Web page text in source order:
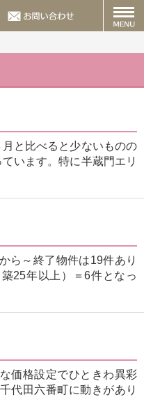
と比べると少ないものの
います。特に半蔵門エリ
ら～終了物件は19件あり
25年以上）＝6件となっ
価格設定でひときわ異彩
代田六番町に動きがあり